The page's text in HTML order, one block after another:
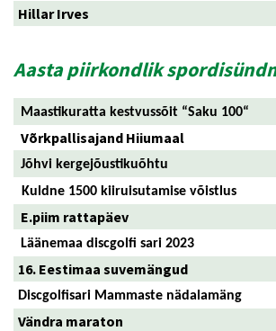
Hillar Irves
Aasta piirkondlik
Maastikuratta kestvussõit “Saku 100“
Võrkpallisajand Hiiumaal
Jõhvi kergejõustikuõhtu
Kuldne 1500 kiiruisutamise võistlus
E.piim rattapäev
Läänemaa discgolfi sari 2023
16. Eestimaa suvemängud
Discgolfisari Mammaste nädalamäng
Vändra maraton